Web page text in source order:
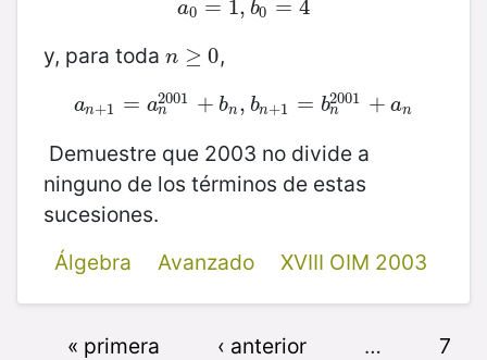
a0 = 1, b0 = 4
a 0= 1,b0 =4
y, para toda n ≥ 0
n≥0 ,
an+1 = a2001
n + bn, bn+1 = b2001
n + an
an+1 =an2001+bn ,bn+ 1= bn2001 +a
Demuestre que 2003 no divide a
ninguno de los términos de estas
sucesiones.
Álgebra
Avanzado XVIII OIM 2003
« primera ‹ anterior …
7